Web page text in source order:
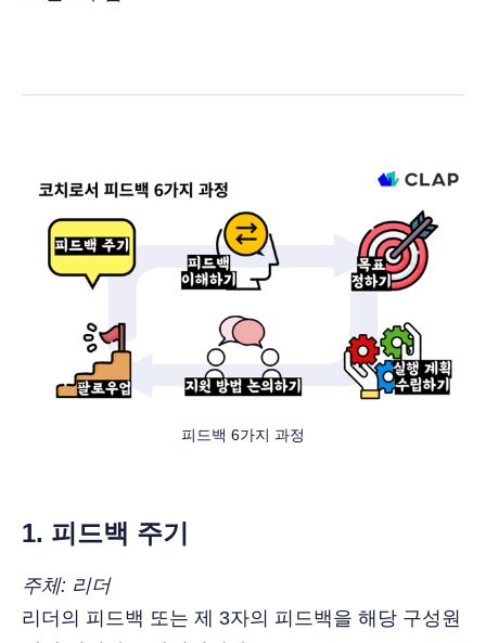
피드백 6가지 과정
1. 피드백 주기
주체: 리더
리더의 피드백 또는 제 3자의 피드백을 해당 구성원